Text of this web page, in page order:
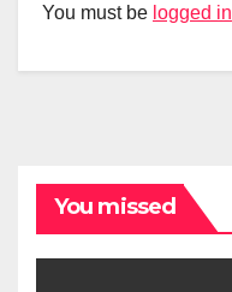
You must be logged in
You missed